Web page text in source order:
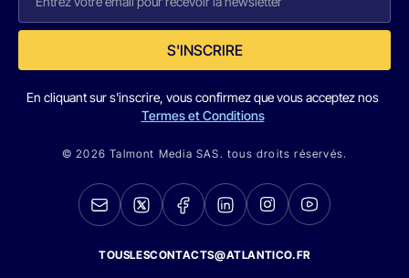
S'INSCRIRE
En cliquant sur s'inscrire, vous confirmez que vous acceptez nos
Termes et Conditions
© 2026 Talmont Media SAS. tous droits réservés.
TOUSLESCONTACTS@ATLANTICO.FR